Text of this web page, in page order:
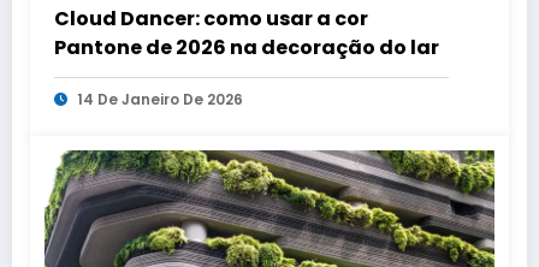
Cloud Dancer: como usar a cor
Pantone de 2026 na decoração do lar
14 De Janeiro De 2026